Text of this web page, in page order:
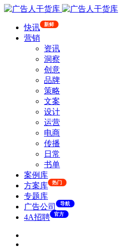
快讯 新鲜
营销
资讯
洞察
创意
品牌
策略
文案
设计
运营
电商
传播
日常
书单
案例库
方案库
热门
专题库
广告公司
导航
4A招聘 官方